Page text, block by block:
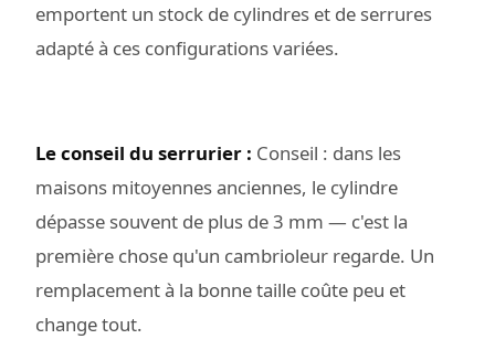
emportent un stock de cylindres et de serrures
adapté à ces configurations variées.
Le conseil du serrurier : Conseil : dans les
maisons mitoyennes anciennes, le cylindre
dépasse souvent de plus de 3 mm — c'est la
première chose qu'un cambrioleur regarde. Un
remplacement à la bonne taille coûte peu et
change tout.